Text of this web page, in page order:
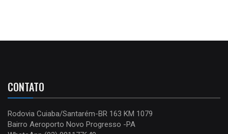
CONTATO
Rodovia Cuiaba/Santarém-BR 163 KM 1079
Bairro Aeroporto Novo Progresso -PA